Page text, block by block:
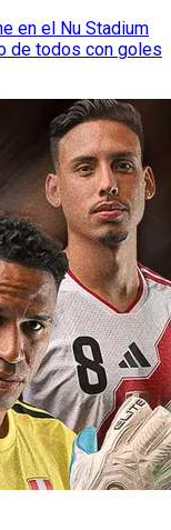
en el Nu Stadium
de todos con goles